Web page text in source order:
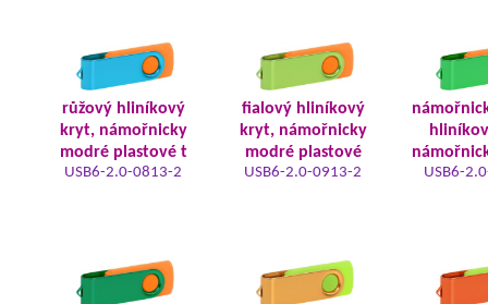
růžový hliníkový
kryt, námořnicky
modré plastové t
USB6-2.0-0813-2
fialový hliníkový
kryt, námořnicky
modré plastové
USB6-2.0-0913-2 USB6-